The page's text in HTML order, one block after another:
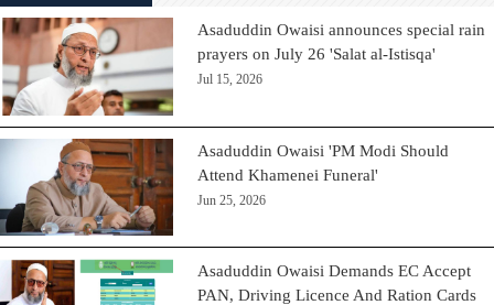
Asaduddin Owaisi announces special rain
prayers on July 26 'Salat al-Istisqa'
Jul 15, 2026
Asaduddin Owaisi 'PM Modi Should
Attend Khamenei Funeral'
Jun 25, 2026
Asaduddin Owaisi Demands EC Accept
PAN, Driving Licence And Ration Cards